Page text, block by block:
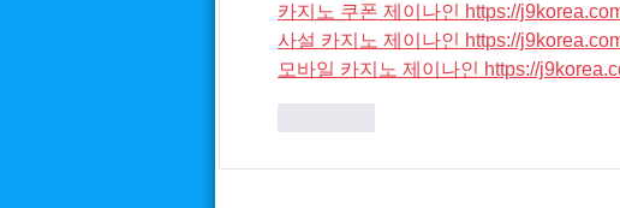
카지노 쿠폰 제이나인 https://
사설 카지노 제이나인 https://
모바일 카지노 제이나인 https://